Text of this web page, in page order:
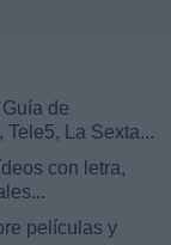
de
La Sexta...
con letra,
películas y